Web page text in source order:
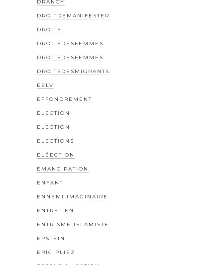
DRANCY
DROITDEMANIFESTER
DROITE
DROITSDESFEMMES
DROITSDESFEMMES
DROITSDESMIGRANTS
EELV
EFFONDREMENT
ÉLECTION
ELECTION
ELECTIONS
ÉLÉECTION
ÉMANCIPATION
ENFANT
ENNEMI IMAGINAIRE
ENTRETIEN
ENTRISME ISLAMISTE
EPSTEIN
ERIC PLIEZ